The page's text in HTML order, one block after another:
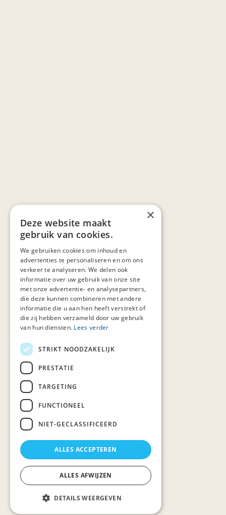
×
Deze website maakt
gebruik van cookies.
We gebruiken cookies om inhoud en
advertenties te personaliseren en om ons
verkeer te analyseren. We delen ook
informatie over uw gebruik van onze site
met onze advertentie- en analysepartners,
die deze kunnen combineren met andere
informatie die u aan hen heeft verstrekt of
die zij hebben verzameld door uw gebruik
van hun diensten. Lees verder
STRIKT NOODZAKELIJK
PRESTATIE
TARGETING
FUNCTIONEEL
NIET-GECLASSIFICEERD
ALLES ACCEPTEREN
ALLES AFWIJZEN
DETAILS WEERGEVEN